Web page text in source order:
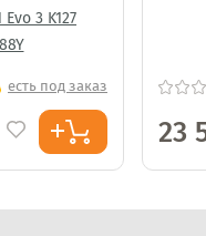
3 K127
есть под заказ
23